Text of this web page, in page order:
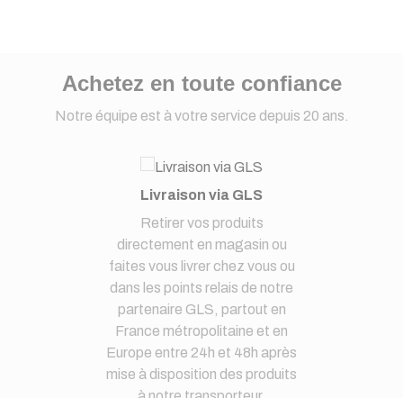
Achetez en toute confiance
Notre équipe est à votre service depuis 20 ans.
Livraison via GLS
Retirer vos produits
directement en magasin ou
faites vous livrer chez vous ou
dans les points relais de notre
partenaire GLS, partout en
France métropolitaine et en
Europe entre 24h et 48h après
mise à disposition des produits